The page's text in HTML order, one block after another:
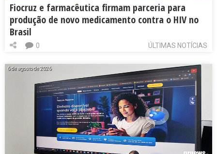
Fiocruz e farmacêutica firmam parceria para
produção de novo medicamento contra o HIV no
Brasil
ÚLTIMAS NOTÍCIAS
0
6 de agosto de 2026